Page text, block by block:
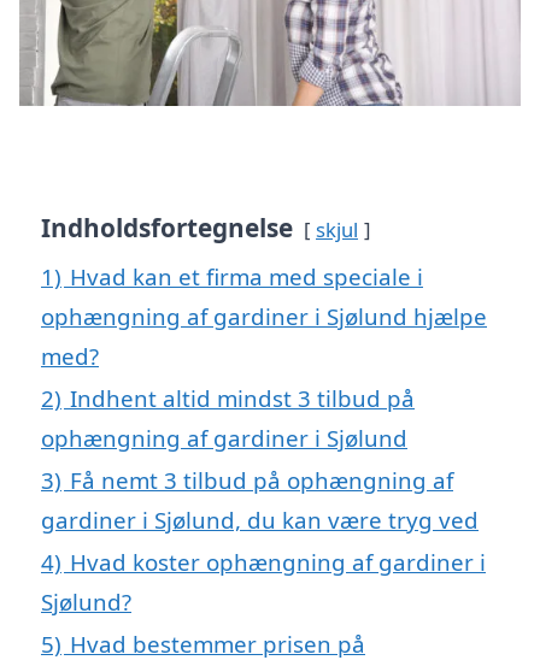
Indholdsfortegnelse skjul
1) Hvad kan et firma med speciale i
ophængning af gardiner i Sjølund hjælpe
med?
2) Indhent altid mindst 3 tilbud på
ophængning af gardiner i Sjølund
3) Få nemt 3 tilbud på ophængning af
gardiner i Sjølund, du kan være tryg ved
4) Hvad koster ophængning af gardiner i
Sjølund?
5) Hvad bestemmer prisen på